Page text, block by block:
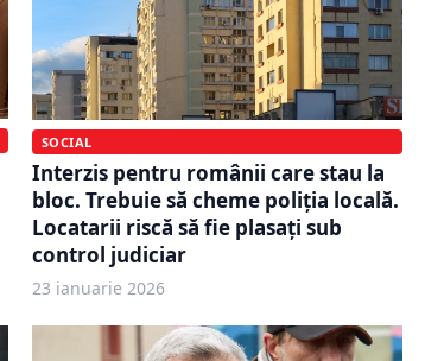
SOCIAL
Interzis pentru românii care stau la
bloc. Trebuie să cheme poliția locală.
Locatarii riscă să fie plasați sub
control judiciar
23 ianuarie 2026